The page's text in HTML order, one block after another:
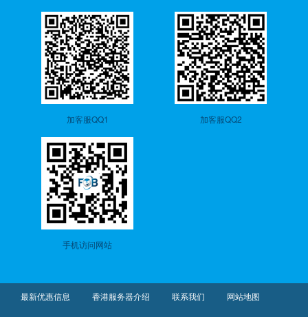
加客服QQ1 加客服QQ2
手机访问网站
最新优惠信息 香港服务器介绍 联系我们 网站地图